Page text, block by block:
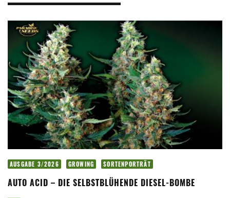
AUSGABE 3/2026 GROWING SORTENPORTRÄT
AUTO ACID – DIE SELBSTBLÜHENDE DIESEL-BOMBE